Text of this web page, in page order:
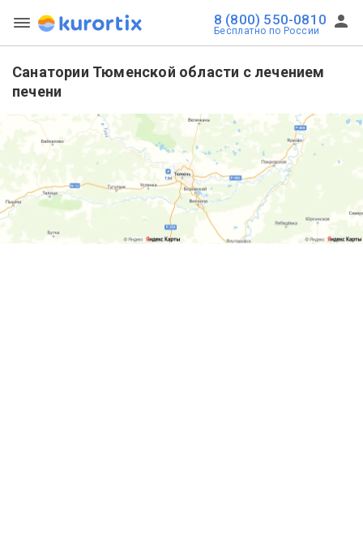
8 (800) 550-0810
Бесплатно по России
Санатории Тюменской области с лечением
печени